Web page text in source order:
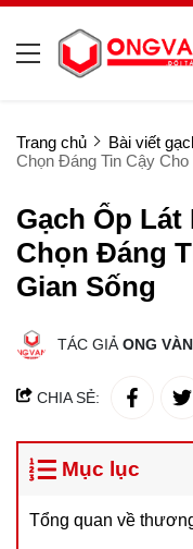
Trang chủ Bài viết
Chọn Đáng Tin Cậy
Gạch Ốp
Chọn Đáng
Gian Sống
TÁC GIẢ ONG
CHIA SẺ:
Mục lục
Tổng quan về